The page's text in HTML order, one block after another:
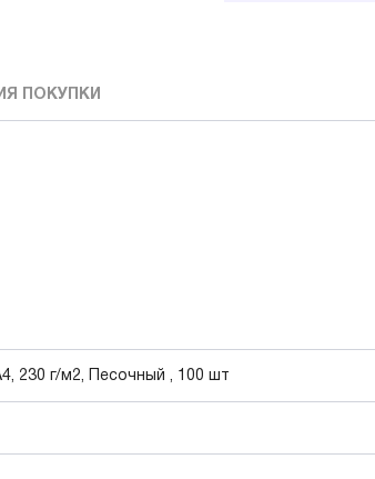
ПОКУПКИ
230 г/м2, Песочный , 100 шт